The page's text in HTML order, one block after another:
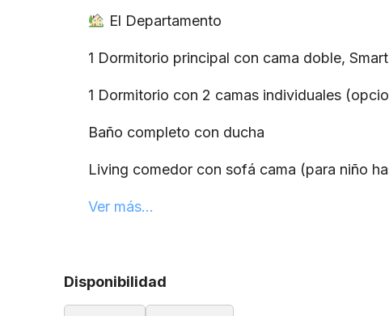
El Departamento
1 Dormitorio principal con cama doble,
1 Dormitorio con 2 camas individuales
Baño completo con ducha
Living comedor con sofá cama (para niño
Ver más...
Disponibilidad